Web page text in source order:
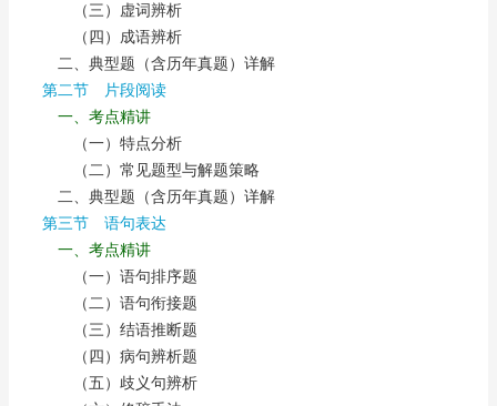
（三）虚词辨析
（四）成语辨析
二、典型题（含历年真题）详解
第二节 片段阅读
一、考点精讲
（一）特点分析
（二）常见题型与解题策略
二、典型题（含历年真题）详解
第三节 语句表达
一、考点精讲
（一）语句排序题
（二）语句衔接题
（三）结语推断题
（四）病句辨析题
（五）歧义句辨析